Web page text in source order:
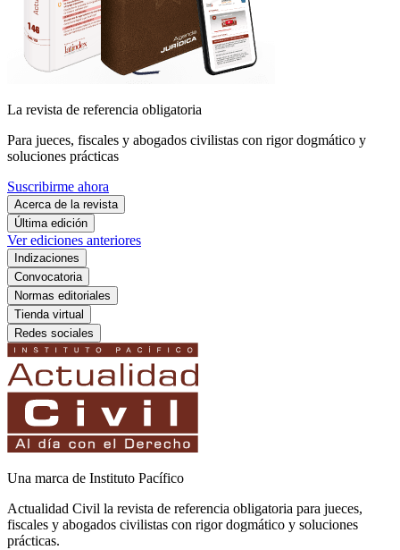
La revista de referencia obligatoria
Para jueces, fiscales y abogados civilistas con rigor dogmático y
soluciones prácticas
Suscribirme ahora
Acerca de la revista
Última edición
Ver ediciones anteriores
Indizaciones
Convocatoria
Normas editoriales
Tienda virtual
Redes sociales
Una marca de Instituto Pacífico
Actualidad Civil la revista de referencia obligatoria para jueces,
fiscales y abogados civilistas con rigor dogmático y soluciones
prácticas.